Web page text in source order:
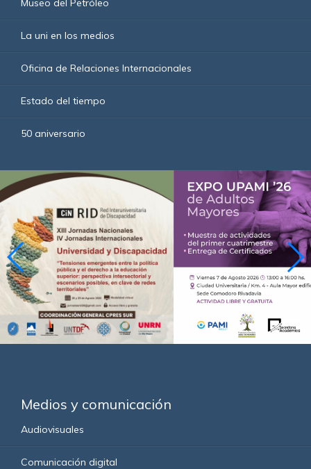
Museo del Petróleo
La uni en los medios
Oficina de Relaciones Internacionales
Estado del tiempo
50 aniversario
Medios y comunicación
Audiovisuales
Comunicación digital